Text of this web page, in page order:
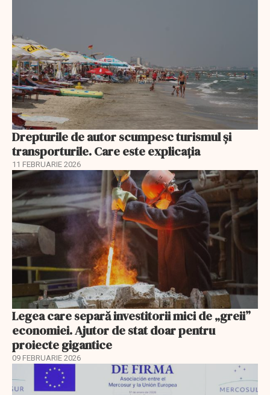
Drepturile de autor scumpesc turismul și
transporturile. Care este explicația
11 FEBRUARIE 2026
Legea care separă investitorii mici de „greii”
economiei. Ajutor de stat doar pentru
proiecte gigantice
09 FEBRUARIE 2026